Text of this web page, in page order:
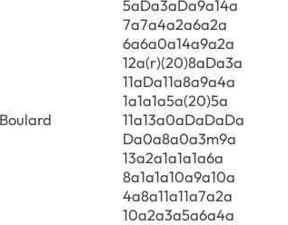
5aDa3aDa9a14a
7a7a4a2a6a2a
6a6a0a14a9a2a
12a(r)(20)8aDa3a
11aDa11a8a9a4a
1a1a1a5a(20)5a
11a13a0aDaDaDa
Da0a8a0a3m9a
13a2a1a1a1a6a
8a1a1a10a9a10a
4a8a11a11a7a2a
10a2a3a5a6a4a